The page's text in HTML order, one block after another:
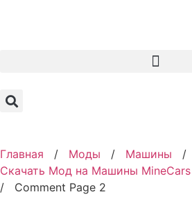
Главная / Моды / Машины
/
Скачать Мод на Машины
/
Comment Page 2